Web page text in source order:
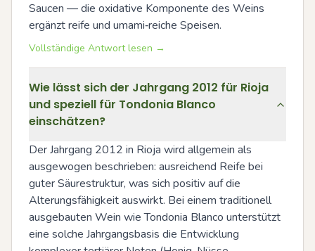
Saucen — die oxidative Komponente des Weins
ergänzt reife und umami‑reiche Speisen.
Vollständige Antwort lesen →
Wie lässt sich der Jahrgang 2012 für Rioja
und speziell für Tondonia Blanco
einschätzen?
Der Jahrgang 2012 in Rioja wird allgemein als
ausgewogen beschrieben: ausreichend Reife bei
guter Säurestruktur, was sich positiv auf die
Alterungsfähigkeit auswirkt. Bei einem traditionell
ausgebauten Wein wie Tondonia Blanco unterstützt
eine solche Jahrgangsbasis die Entwicklung